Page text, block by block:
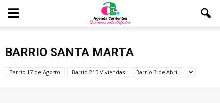
BARRIO SANTA MARTA
Barrio 17 de Agosto Barrio 215 Viviendas Barrio 3 de Abril